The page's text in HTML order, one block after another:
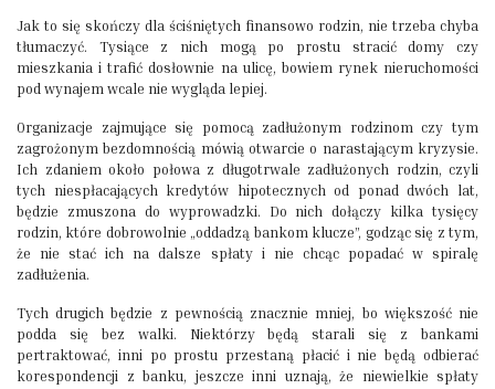
Jak to się skończy dla ściśniętych finansowo rodzin, nie trzeba chyba
tłumaczyć. Tysiące z nich mogą po prostu stracić domy czy
mieszkania i trafić dosłownie na ulicę, bowiem rynek nieruchomości
pod wynajem wcale nie wygląda lepiej.
Organizacje zajmujące się pomocą zadłużonym rodzinom czy tym
zagrożonym bezdomnością mówią otwarcie o narastającym kryzysie.
Ich zdaniem około połowa z długotrwale zadłużonych rodzin, czyli
tych niespłacających kredytów hipotecznych od ponad dwóch lat,
będzie zmuszona do wyprowadzki. Do nich dołączy kilka tysięcy
rodzin, które dobrowolnie „oddadzą bankom klucze”, godząc się z tym,
że nie stać ich na dalsze spłaty i nie chcąc popadać w spiralę
zadłużenia.
Tych drugich będzie z pewnością znacznie mniej, bo większość nie
podda się bez walki. Niektórzy będą starali się z bankami
pertraktować, inni po prostu przestaną płacić i nie będą odbierać
korespondencji z banku, jeszcze inni uznają, że niewielkie spłaty